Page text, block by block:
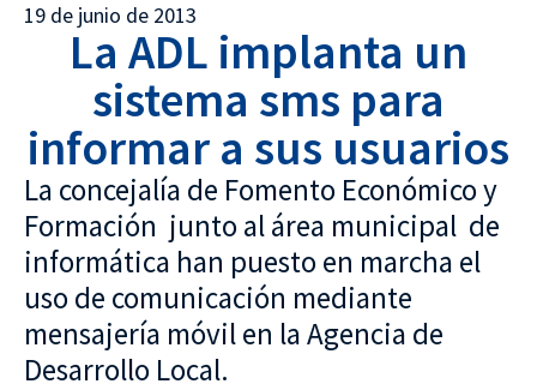
19 de junio de 2013
La ADL implanta un
sistema sms para
informar a sus usuarios
La concejalía de Fomento Económico y
Formación junto al área municipal de
informática han puesto en marcha el
uso de comunicación mediante
mensajería móvil en la Agencia de
Desarrollo Local.